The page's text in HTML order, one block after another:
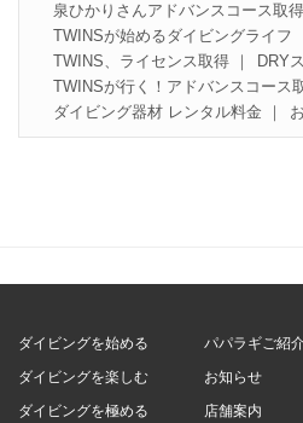
泉ひかりさんアドバンスコース取得
TWINSが始めるダイビングライフ
TWINS、ライセンス取得
DRY
TWINSが行く！アドバンスコース
ダイビング器材 レンタル料金
ダイビングを始める
ダイビングを楽しむ
ダイビングを極める
パパラギご紹
お知らせ
店舗案内